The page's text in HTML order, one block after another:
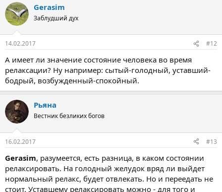
к
ц
и
Gerasim
Заблудший дух
14.02.2017 #12
А имеет ли значение состояние человека во время
релаксации? Ну например: сытый-голодный, уставший-
бодрый, возбужденный-спокойный.
Рьяна
Вестник безликих богов
16.02.2017 #13
Gerasim, разумеется, есть разница, в каком состоянии
релаксировать. На голодный желудок вряд ли выйдет
нормальный релакс, будет отвлекать. Но и переедать не
стоит. Уставшему релаксировать можно - для того и